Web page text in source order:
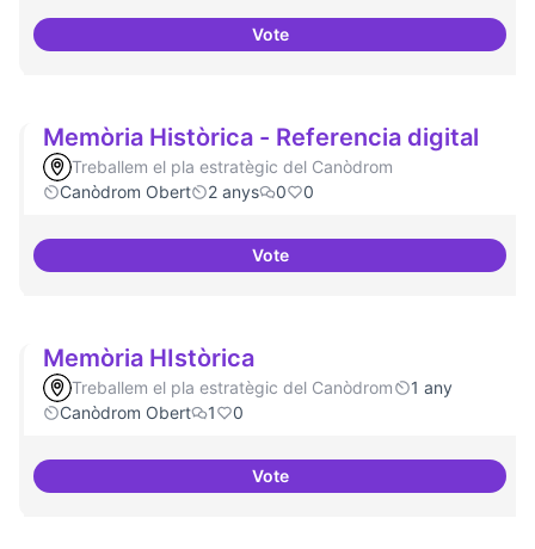
VoteMobile Social Congress
Memòria Històrica - Referencia digital
Treballem el pla estratègic del Canòdrom
Canòdrom Obert
2 anys 0 0
VoteMemòria Històrica - Referencia
Memòria HIstòrica
Treballem el pla estratègic del Canòdrom
1 any
Canòdrom Obert
1 0
VoteMemòria HIstòrica